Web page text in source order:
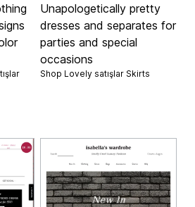
Unapologetically pretty
dresses and separates for
parties and special
occasions
Shop Lovely satışlar Skirts